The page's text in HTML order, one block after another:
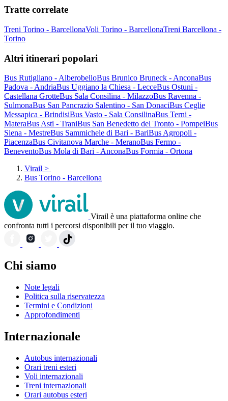
Tratte correlate
Treni Torino - BarcellonaVoli Torino - BarcellonaTreni Barcellona -
Torino
Altri itinerari popolari
Bus Rutigliano - AlberobelloBus Brunico Bruneck - AnconaBus
Padova - AndriaBus Uggiano la Chiesa - LecceBus Ostuni -
Castellana GrotteBus Sala Consilina - MilazzoBus Ravenna -
SulmonaBus San Pancrazio Salentino - San DonaciBus Ceglie
Messapica - BrindisiBus Vasto - Sala ConsilinaBus Terni -
MateraBus Asti - TraniBus San Benedetto del Tronto - PompeiBus
Siena - MestreBus Sammichele di Bari - BariBus Agropoli -
PiacenzaBus Civitanova Marche - MeranoBus Fermo -
BeneventoBus Mola di Bari - AnconaBus Formia - Ortona
Virail >
Bus Torino - Barcellona
Virail è una piattaforma online che
confronta tutti i percorsi disponibili per il tuo viaggio.
Chi siamo
Note legali
Politica sulla riservatezza
Termini e Condizioni
Approfondimenti
Internazionale
Autobus internazionali
Orari treni esteri
Voli internazionali
Treni internazionali
Orari autobus esteri